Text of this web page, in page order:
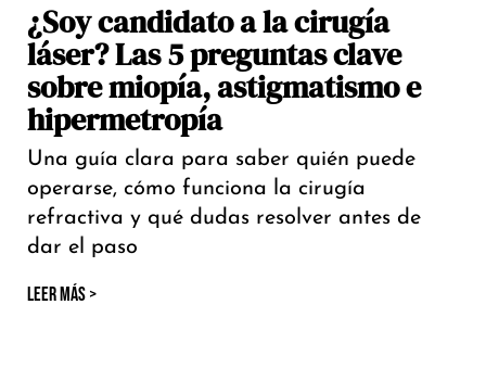
¿Soy candidato a la cirugía
láser? Las 5 preguntas clave
sobre miopía, astigmatismo e
hipermetropía
Una guía clara para saber quién puede
operarse, cómo funciona la cirugía
refractiva y qué dudas resolver antes de
dar el paso
LEER MÁS >